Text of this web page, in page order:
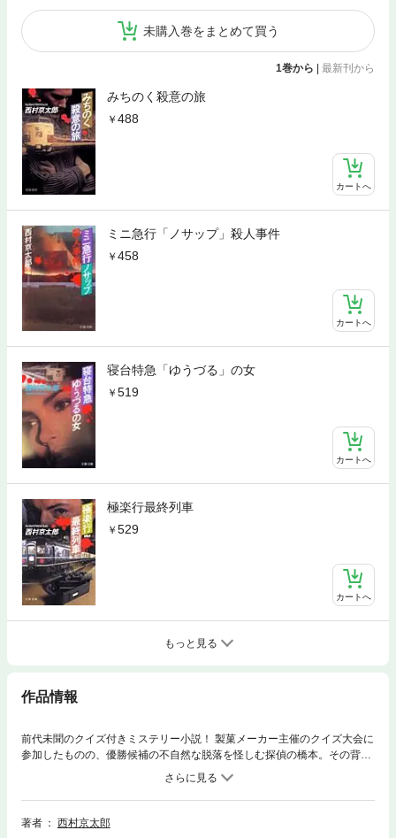
未購入巻をまとめて買う
1巻から | 最新刊から
みちのく殺意の旅
488
カートへ
ミニ急行「ノサップ」殺人事件
458
カートへ
寝台特急「ゆうづる」の女
519
カートへ
極楽行最終列車
529
カートへ
もっと見る
作品情報
前代未聞のクイズ付きミステリー小説！ 製菓メーカー主催のクイズ大会に
参加したものの、優勝候補の不自然な脱落を怪しむ探偵の橋本。その背後
を探り始めた十津川警部にも危機が迫る——。東京駅から神戸、有馬温
泉、洋上へと舞台が移り変わるノンストップミステリー。ストーリーの進
行に応じ難問クイズも登場（解答つき）。貴方は事件の謎とクイズが解け
るか？ Ｑ現在の東京駅には、存在しないホームがあります。それは何番線
著者
西村京太郎